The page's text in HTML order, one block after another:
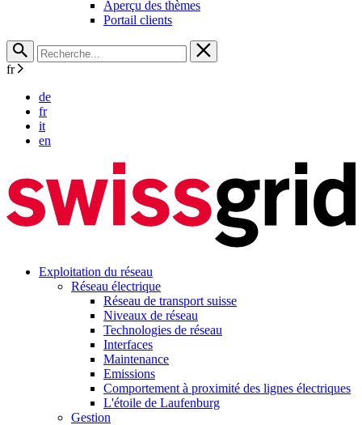
Aperçu des thèmes
Portail clients
fr
de
fr
it
en
Exploitation du réseau
Réseau électrique
Réseau de transport suisse
Niveaux de réseau
Technologies de réseau
Interfaces
Maintenance
Emissions
Comportement à proximité des lignes électriques
L'étoile de Laufenburg
Gestion